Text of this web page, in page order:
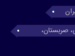
صربستان،